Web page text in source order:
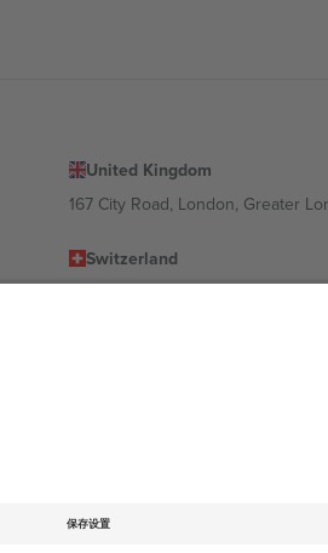
United Kingdom
167 City Road, London, Greater
Switzerland
看特定活动页面、版权声明和条款。,